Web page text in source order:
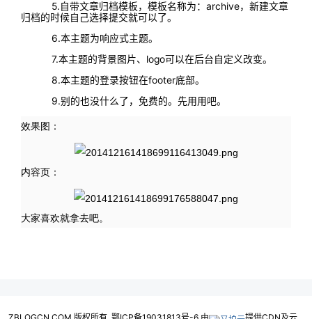
5.自带文章归档模板，模板名称为：archive，新建文章
归档的时候自己选择提交就可以了。
6.本主题为响应式主题。
7.本主题的背景图片、logo可以在后台自定义改变。
8.本主题的登录按钮在footer底部。
9.别的也没什么了，免费的。先用用吧。
效果图：
内容页：
大家喜欢就拿去吧。